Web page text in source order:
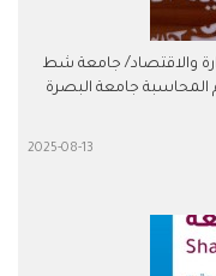
والاقتصاد/ جامعة شط
جامعة البصرة
2025-08-13